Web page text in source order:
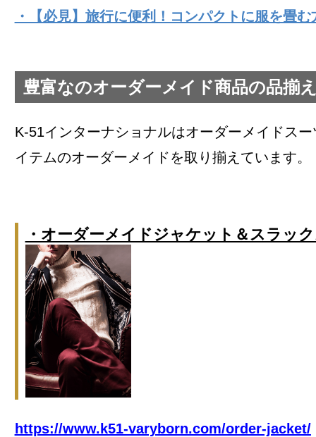
・【必見】旅行に便利！コンパクトに服を畳む
豊富なのオーダーメイド商品の品揃
K-51インターナショナルはオーダーメイドス
イテムのオーダーメイドを取り揃えています。
・オーダーメイドジャケット＆スラッ
https://www.k51-varyborn.com/order-jacket/